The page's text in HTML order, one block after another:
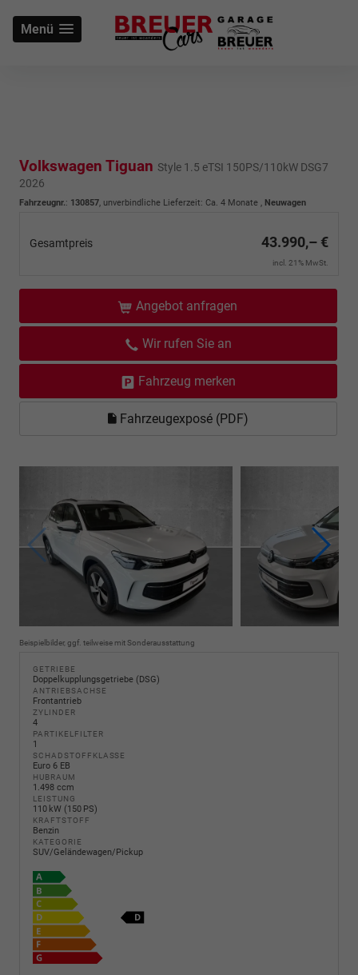
Menü
Volkswagen Tiguan Style 1.5 eTSI 150PS/110kW DSG7
2026
Fahrzeugnr.: 130857, unverbindliche Lieferzeit: Ca. 4 Monate , Neuwagen
Gesamtpreis 43.990,– €
incl. 21% MwSt.
Angebot anfragen
Wir rufen Sie an
Fahrzeug merken
Fahrzeugexposé (PDF)
Beispielbilder, ggf. teilweise mit Sonderausstattung
GETRIEBE
Doppelkupplungsgetriebe (DSG)
ANTRIEBSACHSE
Frontantrieb
ZYLINDER
4
PARTIKELFILTER
1
SCHADSTOFFKLASSE
Euro 6 EB
HUBRAUM
1.498 ccm
LEISTUNG
110 kW (150 PS)
KRAFTSTOFF
Benzin
KATEGORIE
SUV/Geländewagen/Pickup